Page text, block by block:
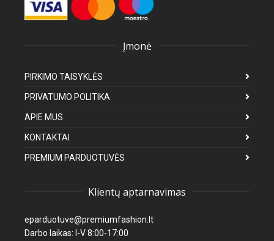
Įmonė
PIRKIMO TAISYKLĖS
PRIVATUMO POLITIKA
APIE MUS
KONTAKTAI
PREMIUM PARDUOTUVĖS
Klientų aptarnavimas
eparduotuve@premiumfashion.lt
Darbo laikas: I-V 8:00-17:00